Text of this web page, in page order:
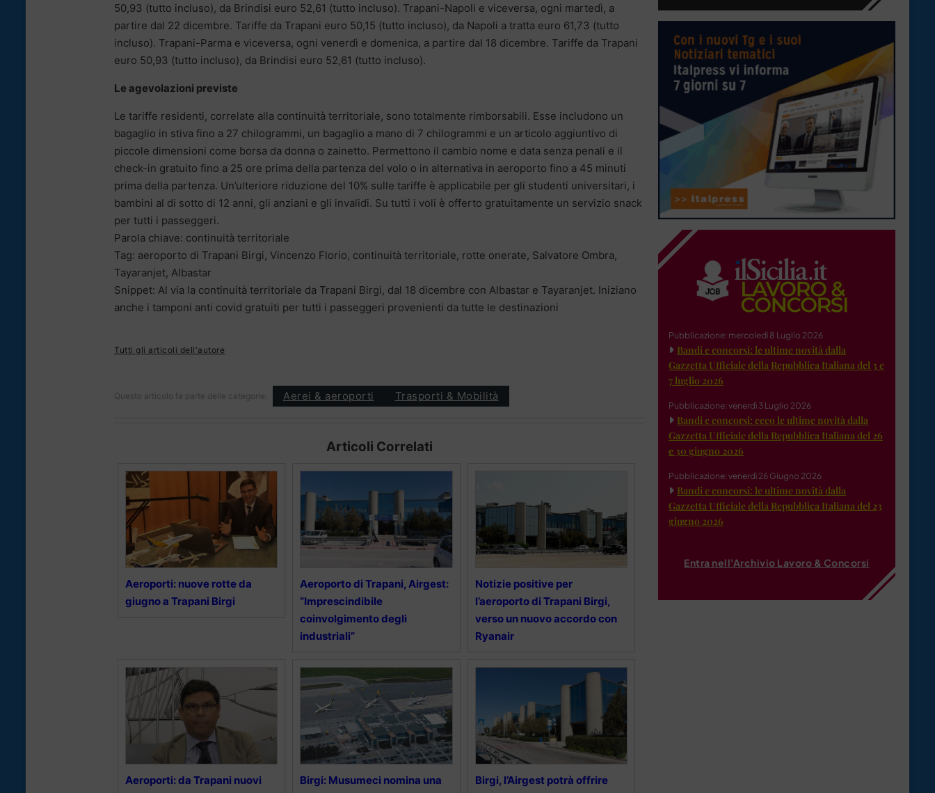
50,93 (tutto incluso), da Brindisi euro 52,61 (tutto incluso). Trapani-Napoli e viceversa, ogni martedì, a
partire dal 22 dicembre. Tariffe da Trapani euro 50,15 (tutto incluso), da Napoli a tratta euro 61,73 (tutto
incluso). Trapani-Parma e viceversa, ogni venerdì e domenica, a partire dal 18 dicembre. Tariffe da Trapani
euro 50,93 (tutto incluso), da Brindisi euro 52,61 (tutto incluso).
Le agevolazioni previste
Le tariffe residenti, correlate alla continuità territoriale, sono totalmente rimborsabili. Esse includono un
bagaglio in stiva fino a 27 chilogrammi, un bagaglio a mano di 7 chilogrammi e un articolo aggiuntivo di
piccole dimensioni come borsa da donna o zainetto. Permettono il cambio nome e data senza penali e il
check-in gratuito fino a 25 ore prima della partenza del volo o in alternativa in aeroporto fino a 45 minuti
prima della partenza. Un’ulteriore riduzione del 10% sulle tariffe è applicabile per gli studenti universitari, i
bambini al di sotto di 12 anni, gli anziani e gli invalidi. Su tutti i voli è offerto gratuitamente un servizio snack
per tutti i passeggeri.
Parola chiave: continuità territoriale
Tag: aeroporto di Trapani Birgi, Vincenzo Florio, continuità territoriale, rotte onerate, Salvatore Ombra,
Tayaranjet, Albastar
Snippet: Al via la continuità territoriale da Trapani Birgi, dal 18 dicembre con Albastar e Tayaranjet. Iniziano
anche i tamponi anti covid gratuiti per tutti i passeggeri provenienti da tutte le destinazioni
Tutti gli articoli dell'autore
Questo articolo fa parte delle categorie: Aerei & aeroporti Trasporti & Mobilità
Articoli Correlati
Aeroporti: nuove rotte da
giugno a Trapani Birgi
Aeroporto di Trapani, Airgest:
“Imprescindibile
coinvolgimento degli
industriali”
Notizie positive per
l’aeroporto di Trapani Birgi,
verso un nuovo accordo con
Ryanair
Aeroporti: da Trapani nuovi
Birgi: Musumeci nomina una
Birgi, l’Airgest potrà offrire
Pubblicazione: mercoledì 8 Luglio 2026
Bandi e concorsi: le ultime novità dalla
Gazzetta Ufficiale della Repubblica Italiana del 3 e
7 luglio 2026
Pubblicazione: venerdì 3 Luglio 2026
Bandi e concorsi: ecco le ultime novità dalla
Gazzetta Ufficiale della Repubblica Italiana del 26
e 30 giugno 2026
Pubblicazione: venerdì 26 Giugno 2026
Bandi e concorsi: le ultime novità dalla
Gazzetta Ufficiale della Repubblica Italiana del 23
giugno 2026
Entra nell'Archivio Lavoro & Concorsi